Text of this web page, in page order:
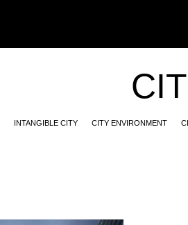
INTANGIBLE CITY CITY ENVIRONMENT